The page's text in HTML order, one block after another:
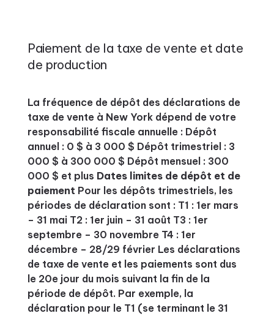
Paiement de la taxe de vente et date
de production
La fréquence de dépôt des déclarations de
taxe de vente à New York dépend de votre
responsabilité fiscale annuelle : Dépôt
annuel : 0 $ à 3 000 $ Dépôt trimestriel : 3
000 $ à 300 000 $ Dépôt mensuel : 300
000 $ et plus Dates limites de dépôt et de
paiement Pour les dépôts trimestriels, les
périodes de déclaration sont : T1 : 1er mars
– 31 mai T2 : 1er juin – 31 août T3 : 1er
septembre – 30 novembre T4 : 1er
décembre – 28/29 février Les déclarations
de taxe de vente et les paiements sont dus
le 20e jour du mois suivant la fin de la
période de dépôt. Par exemple, la
déclaration pour le T1 (se terminant le 31